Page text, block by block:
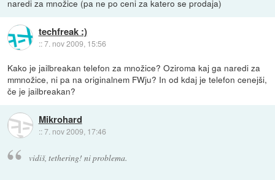
naredi za množice (pa ne po ceni za katero se prodaja)
techfreak :)
::7. nov 2009, 15:56
Kako je jailbreakan telefon za množice? Oziroma kaj ga naredi za
mmnožice, ni pa na originalnem FWju? In od kdaj je telefon cenejši,
če je jailbreakan?
Mikrohard
::7. nov 2009, 17:46
vidiš, tethering! ni problema.